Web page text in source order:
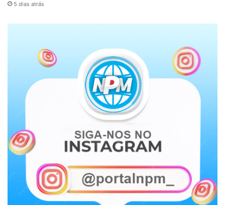
5 dias atrás